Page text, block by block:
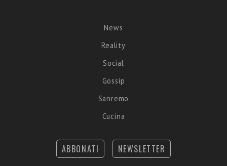
News
Reality
Social
Gossip
Sanremo
Cucina
ABBONATI NEWSLETTER